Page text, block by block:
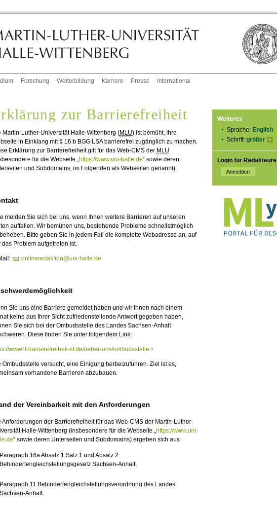
Forschung Weiterbildung Karriere Presse International
Weiteres
Sprache: English
Schrift: größer
Login für Redakteure
zur Barrierefreiheit
Martin-Luther-Universität Halle-Wittenberg (MLU) ist bemüht, ihre
in Einklang mit § 16 b BGG LSA barrierefrei zugänglich zu machen.
Erklärung zur Barrierefreiheit gilt für das Web-CMS der MLU
für die Webseite „https://www.uni-halle.de“ sowie deren
und Subdomains, im Folgenden als Webseiten genannt).
melden Sie sich bei uns, wenn Ihnen weitere Barrieren auf unseren
auffallen. Wir bemühen uns, bestehende Probleme schnellstmöglich
Bitte geben Sie in jedem Fall die komplette Webadresse an, auf
das Problem aufgetreten ist.
onlineredaktion@uni-halle.de
Sie uns eine Barriere gemeldet haben und wir Ihnen nach einem
keine aus Ihrer Sicht zufriedenstellende Antwort gegeben haben,
Sie sich bei der Ombudsstelle des Landes Sachsen-Anhalt
Diese finden Sie unter folgendem Link:
www.lf-barrierefreiheit-st.de/ueber-uns/ombudsstelle
Ombudsstelle versucht, eine Einigung herbeizuführen. Ziel ist es,
vorhandene Barrieren abzubauen.
der Vereinbarkeit mit den Anforderungen
Anforderungen der Barrierefreiheit für das Web-CMS der Martin-Luther-
Halle-Wittenberg (insbesondere für die Webseite „ https://www.uni-
“ sowie deren Unterseiten und Subdomains) ergeben sich aus
16a Absatz 1 Satz 1 und Absatz 2
Sachsen-Anhalt,
11 Behindertengleichstellungsverordnung des Landes
Anhalt.